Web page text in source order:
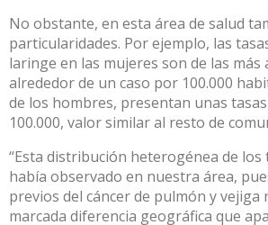
No obstante, en esta área de salud
particularidades. Por ejemplo, las
laringe en las mujeres son de las más
alrededor de un caso por 100.000
de los hombres, presentan unas
100.000, valor similar al resto de
“Esta distribución heterogénea de los
había observado en nuestra área,
previos del cáncer de pulmón y vejiga
marcada diferencia geográfica que